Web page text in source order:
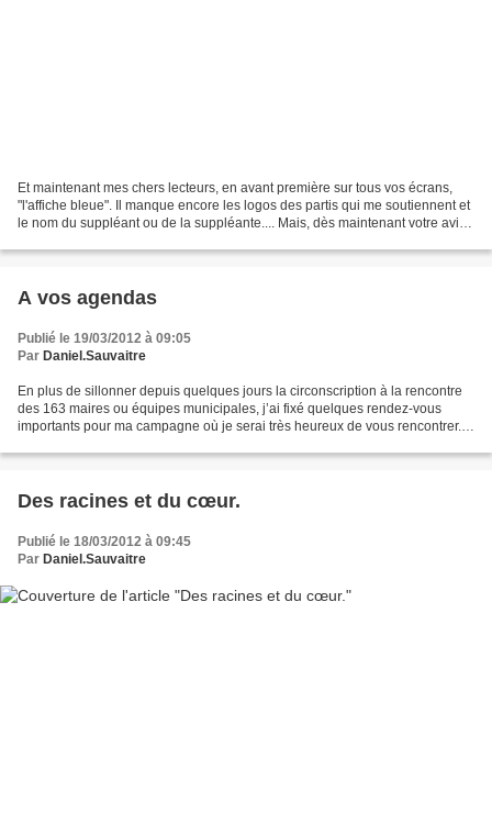
Et maintenant mes chers lecteurs, en avant première sur tous vos écrans,
"l'affiche bleue". Il manque encore les logos des partis qui me soutiennent et
le nom du suppléant ou de la suppléante.... Mais, dès maintenant votre avis
A vos agendas
Publié le 19/03/2012 à 09:05
Par Daniel.Sauvaitre
En plus de sillonner depuis quelques jours la circonscription à la rencontre
des 163 maires ou équipes municipales, j’ai fixé quelques rendez-vous
importants pour ma campagne où je serai très heureux de vous rencontrer.
Des racines et du cœur.
Publié le 18/03/2012 à 09:45
Par Daniel.Sauvaitre